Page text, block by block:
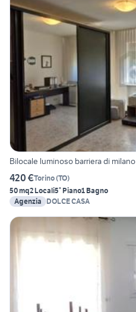
Bilocale luminoso barriera di milano
420 €Torino(TO)
50 mq2 Locali5° Piano1 Bagno
Agenzia
DOLCE CASA